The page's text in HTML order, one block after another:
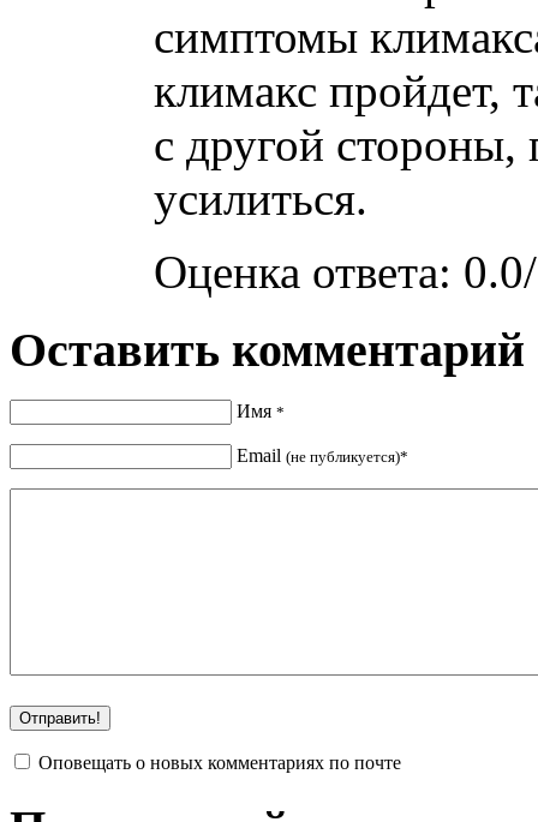
симптомы
климакс пройдет,
с другой
усилиться.
Оценка ответа: 0.0/
Оставить комментарий
Имя *
Email (не публикуется)*
Оповещать о новых комментариях по почте